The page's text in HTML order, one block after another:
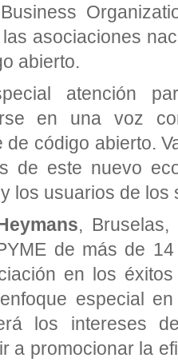
asociaciones
abierto.
atención
en una voz
de código abierto.
de este nuevo
los usuarios de
,
de más de
en los
especial
los intereses
a promocionar la